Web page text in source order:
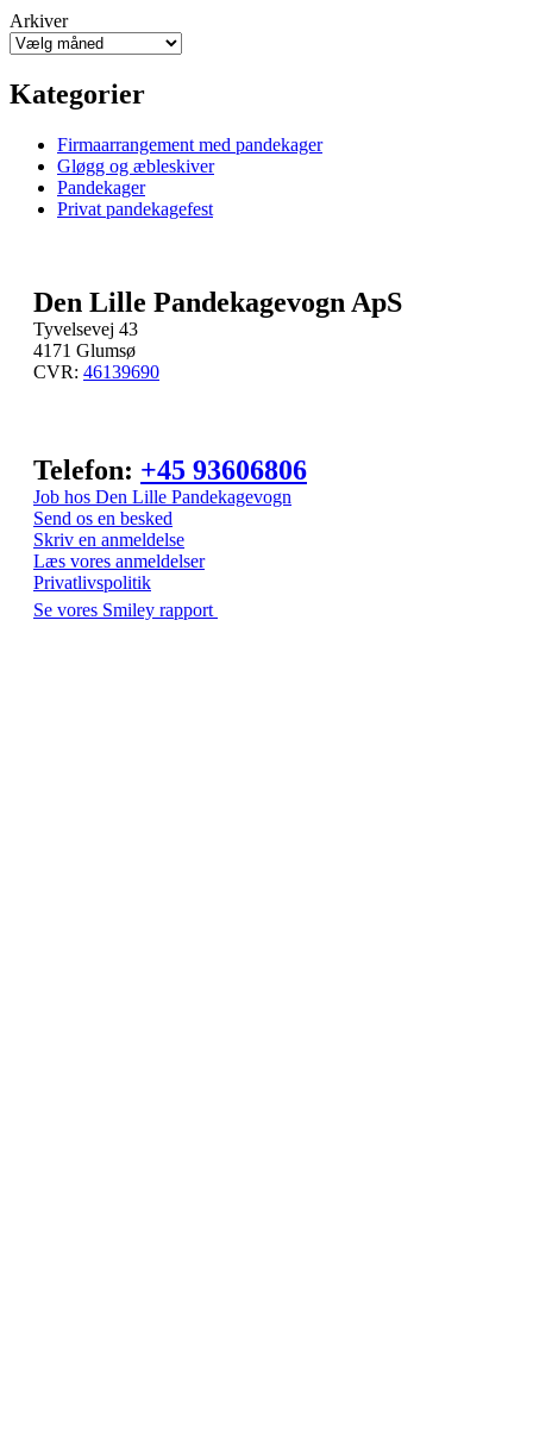
Arkiver
Kategorier
Firmaarrangement med pandekager
Gløgg og æbleskiver
Pandekager
Privat pandekagefest
Den Lille Pandekagevogn ApS
Tyvelsevej 43
4171 Glumsø
CVR: 46139690
Telefon: +45 93606806
Job hos Den Lille Pandekagevogn
Send os en besked
Skriv en anmeldelse
Læs vores anmeldelser
Privatlivspolitik
Se vores Smiley rapport